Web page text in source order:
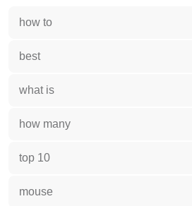
how to
best
what is
how many
top 10
mouse